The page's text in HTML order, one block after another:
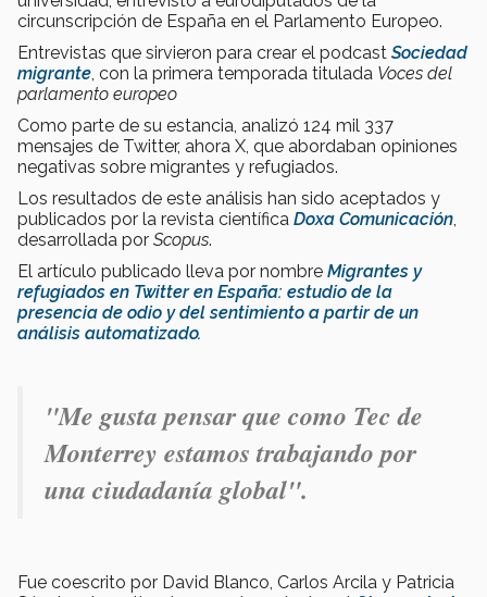
circunscripción de España en el Parlamento Europeo.
Entrevistas que sirvieron para crear el podcast Sociedad
migrante, con la primera temporada titulada Voces del
parlamento europeo
Como parte de su estancia, analizó 124 mil 337
mensajes de Twitter, ahora X, que abordaban opiniones
negativas sobre migrantes y refugiados.
Los resultados de este análisis han sido aceptados y
publicados por la revista científica Doxa Comunicación,
desarrollada por Scopus.
El artículo publicado lleva por nombre Migrantes y
refugiados en Twitter en España: estudio de la
presencia de odio y del sentimiento a partir de un
análisis automatizado.
"Me gusta pensar que como Tec de
Monterrey estamos trabajando por
una ciudadanía global".
Fue coescrito por David Blanco, Carlos Arcila y Patricia